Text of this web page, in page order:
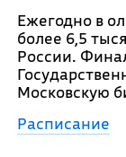
Ежегодно в
более 6,5
России.
Московскую
Расписание